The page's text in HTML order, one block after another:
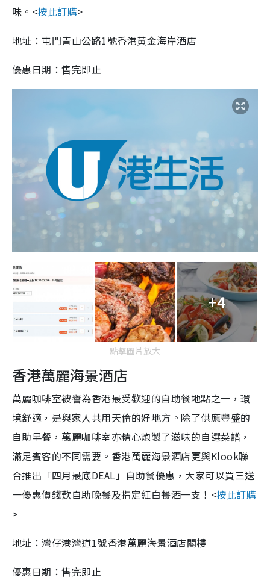
味。<按此訂購>
地址：屯門青山公路1號香港黃金海岸酒店
優惠日期：售完即止
+4
點擊圖片放大
香港萬麗海景酒店
萬麗咖啡室被譽為香港最受歡迎的自助餐地點之一，環
境舒適，是與家人共用天倫的好地方。除了供應豐盛的
自助早餐，萬麗咖啡室亦精心炮製了滋味的自選菜譜，
滿足賓客的不同需要。香港萬麗海景酒店更與Klook聯
合推出「四月最底DEAL」自助餐優惠，大家可以買三送
一優惠價錢歎自助晚餐及指定紅白餐酒一支！<按此訂購
>
地址：灣仔港灣道1號香港萬麗海景酒店閣樓
優惠日期：售完即止